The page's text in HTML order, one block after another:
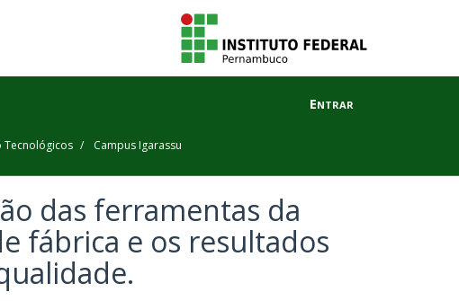
Entrar
Tecnológicos
Campus Igarassu
das ferramentas da
fábrica e os resultados